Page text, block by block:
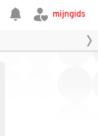
mijngids